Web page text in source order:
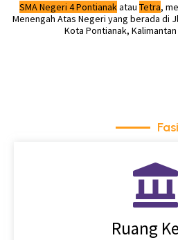
SMA Negeri 4 Pontianakatau Tetra,
Menengah Atas Negeri yang berada di
Kota Pontianak,
Ruang